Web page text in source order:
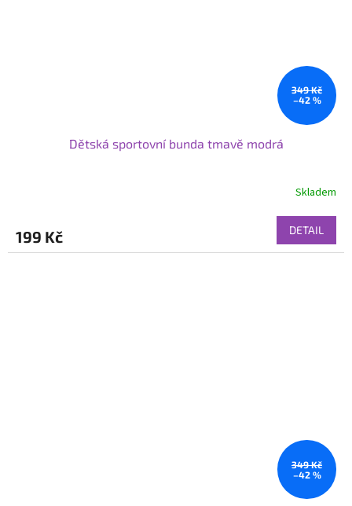
349 Kč
–42 %
Dětská sportovní bunda tmavě modrá
Skladem
199 Kč DETAIL
349 Kč
–42 %